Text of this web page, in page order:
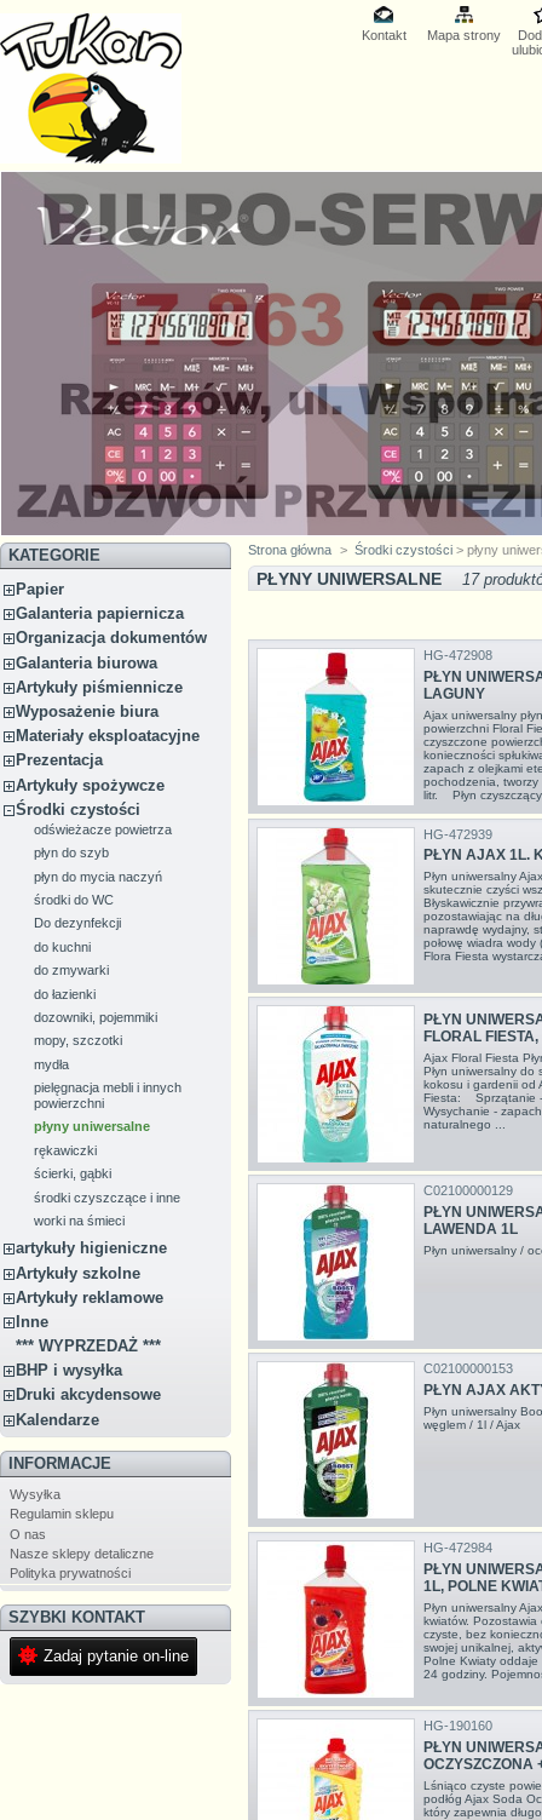
Kontakt Mapa strony
KATEGORIE
Papier
Galanteria papiernicza
Organizacja dokumentów
Galanteria biurowa
Artykuły piśmiennicze
Wyposażenie biura
Materiały eksploatacyjne
Prezentacja
Artykuły spożywcze
Środki czystości
odświeżacze powietrza
płyn do szyb
płyn do mycia naczyń
środki do WC
Do dezynfekcji
do kuchni
do zmywarki
do łazienki
dozowniki, pojemmiki
mopy, szczotki
mydła
pielęgnacja mebli i innych
powierzchni
płyny uniwersalne
rękawiczki
ścierki, gąbki
środki czyszczące i inne
worki na śmieci
artykuły higieniczne
Artykuły szkolne
Artykuły reklamowe
Inne
*** WYPRZEDAŻ ***
BHP i wysyłka
Druki akcydensowe
Kalendarze
INFORMACJE
Wysyłka
Regulamin sklepu
O nas
Nasze sklepy detaliczne
Polityka prywatności
SZYBKI KONTAKT
Zadaj pytanie on-line
Strona główna > Środki czystości > płyny
PŁYNY UNIWERSALNE 17
HG-472908
PŁYN
LAGUNY
Ajax uniwersalny
powierzchni Floral
czyszczone
konieczności
zapach z olejkami
pochodzenia,
litr. Płyn
HG-472939
PŁYN AJAX 1L.
Płyn uniwersalny
skutecznie czyści
Błyskawicznie
pozostawiając na
naprawdę wydajny,
połowę wiadra wody
Flora Fiesta
PŁYN
FLORAL
Ajax Floral Fiesta
Płyn uniwersalny do
kokosu i gardenii od
Fiesta: Sprzątanie -
Wysychanie -
naturalnego ...
C02100000129
PŁYN
LAWENDA 1L
Płyn uniwersalny /
C02100000153
PŁYN AJAX
Płyn uniwersalny
węglem / 1l / Ajax
HG-472984
PŁYN
1L, POLNE
Płyn uniwersalny
kwiatów.
czyste, bez
swojej unikalnej,
Polne Kwiaty oddaje
24 godziny.
HG-190160
PŁYN
OCZYSZCZONA
Lśniąco czyste
podłóg Ajax Soda
który zapewnia